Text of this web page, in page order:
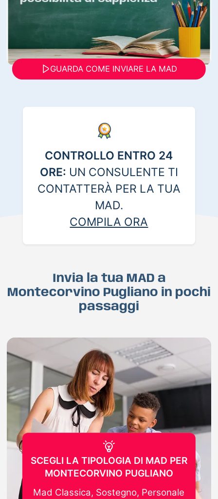
GUARDA COME INVIARE LA MAD
CONTROLLO ENTRO 24
ORE: UN CONSULENTE TI
CONTATTERÀ PER LA TUA
MAD.
COMPILA ORA
Invia la tua MAD a
Montecorvino Pugliano in pochi
passaggi
SCEGLI LA TIPOLOGIA DI MAD PER
MONTECORVINO PUGLIANO
Mad Classica, Sostegno, Personale